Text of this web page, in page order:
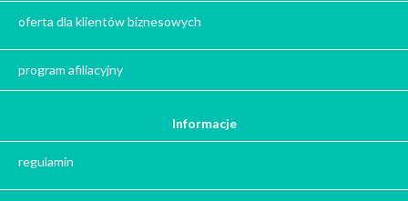
Zima
Herbata - podziękowanie dla gości
Ile gram ma łyżeczka do herbaty?
Prezent na święta
oferta dla klientów biznesowych
program afiliacyjny
Informacje
regulamin